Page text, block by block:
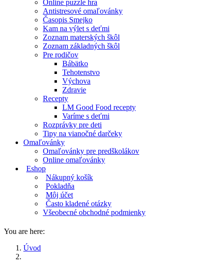
Online puzzle hra
Antistresové omaľovánky
Časopis Smejko
Kam na výlet s deťmi
Zoznam materských škôl
Zoznam základných škôl
Pre rodičov
Bábätko
Tehotenstvo
Výchova
Zdravie
Recepty
LM Good Food recepty
Varíme s deťmi
Rozprávky pre deti
Tipy na vianočné darčeky
Omaľovánky
Omaľovánky pre predškolákov
Online omaľovánky
Eshop
Nákupný košík
Pokladňa
Môj účet
Často kladené otázky
Všeobecné obchodné podmienky
You are here:
Úvod